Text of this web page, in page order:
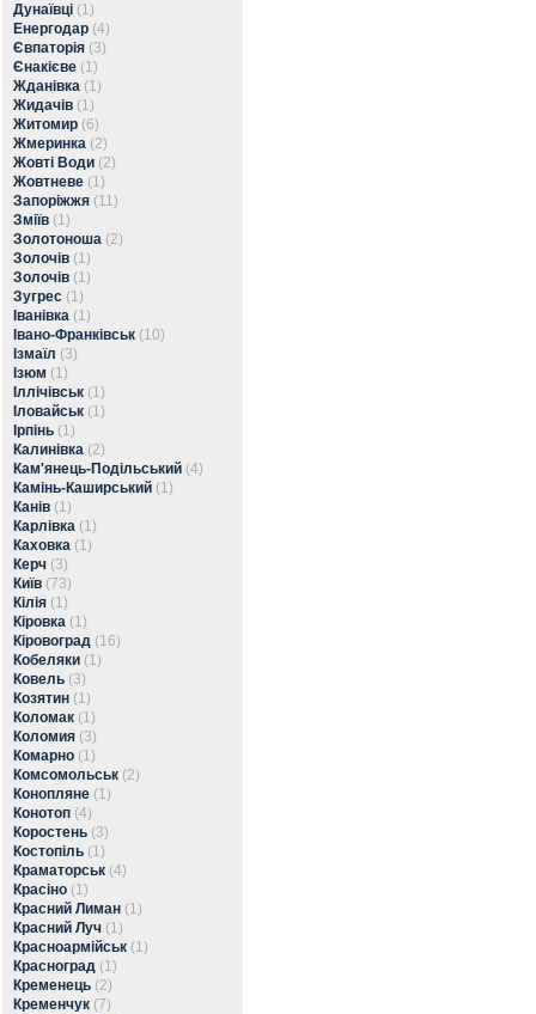
Дунаївці (1)
Енергодар (4)
Євпаторія (3)
Єнакієве (1)
Жданівка (1)
Жидачів (1)
Житомир (6)
Жмеринка (2)
Жовті Води (2)
Жовтневе (1)
Запоріжжя (11)
Зміїв (1)
Золотоноша (2)
Золочів (1)
Золочів (1)
Зугрес (1)
Іванівка (1)
Івано-Франківськ (10)
Ізмаїл (3)
Ізюм (1)
Іллічівськ (1)
Іловайськ (1)
Ірпінь (1)
Калинівка (2)
Кам'янець-Подільський (4)
Камінь-Каширський (1)
Канів (1)
Карлівка (1)
Каховка (1)
Керч (3)
Київ (73)
Кілія (1)
Кіровка (1)
Кіровоград (16)
Кобеляки (1)
Ковель (3)
Козятин (1)
Коломак (1)
Коломия (3)
Комарно (1)
Комсомольськ (2)
Конопляне (1)
Конотоп (4)
Коростень (3)
Костопіль (1)
Краматорськ (4)
Красіно (1)
Красний Лиман (1)
Красний Луч (1)
Красноармійськ (1)
Красноград (1)
Кременець (2)
Кременчук (7)